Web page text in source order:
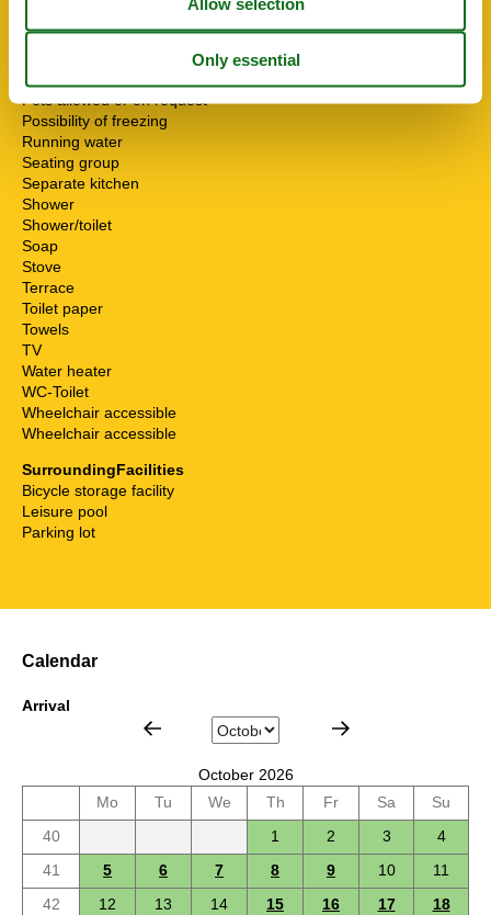
Internet - WiFi
Pets allowed or on request
Possibility of freezing
Running water
Seating group
Separate kitchen
Shower
Shower/toilet
Soap
Stove
Terrace
Toilet paper
Towels
TV
Water heater
WC-Toilet
Wheelchair accessible
Wheelchair accessible
SurroundingFacilities
Bicycle storage facility
Leisure pool
Parking lot
Calendar
Arrival
October 2026
Mo
Tu We Th Fr Sa
Su
40
1 2 3
4
41
5 6 7 8 9 10
11
42
12 13 14 15 16 17
18